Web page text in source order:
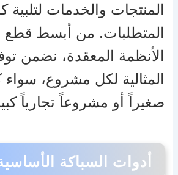
المنتجات والخدمات لتلبية
المتطلبات. من أبسط قطع
الأنظمة المعقدة، نضمن
المثالية لكل مشروع، سواء
صغيراً أو مشروعاً تجارياً
أدوات السباكة